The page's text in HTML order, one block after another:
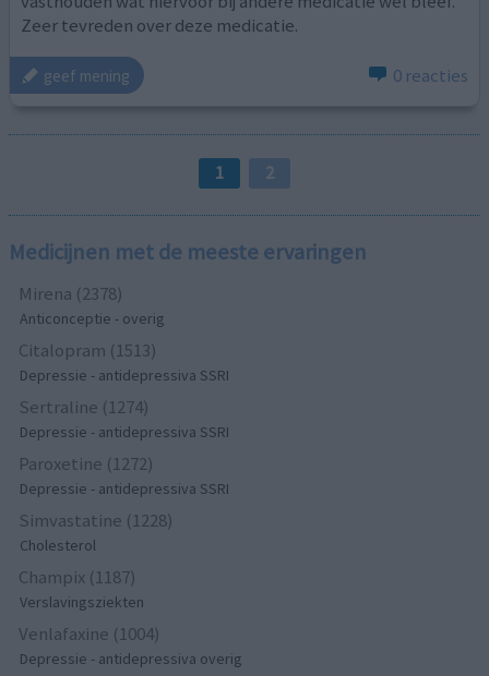
Zeer tevreden over deze medicatie.
geef mening 0 reacties
1 2
Medicijnen met de meeste ervaringen
Mirena (2378)
Anticonceptie - overig
Citalopram (1513)
Depressie - antidepressiva SSRI
Sertraline (1274)
Depressie - antidepressiva SSRI
Paroxetine (1272)
Depressie - antidepressiva SSRI
Simvastatine (1228)
Cholesterol
Champix (1187)
Verslavingsziekten
Venlafaxine (1004)
Depressie - antidepressiva overig